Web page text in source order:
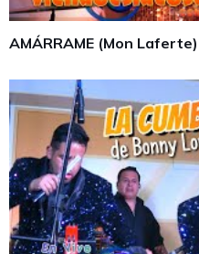
AMÁRRAME (Mon